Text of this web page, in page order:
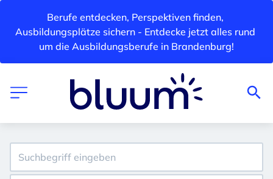
Berufe entdecken, Perspektiven finden,
Ausbildungsplätze sichern - Entdecke jetzt alles rund
um die Ausbildungsberufe in Brandenburg!